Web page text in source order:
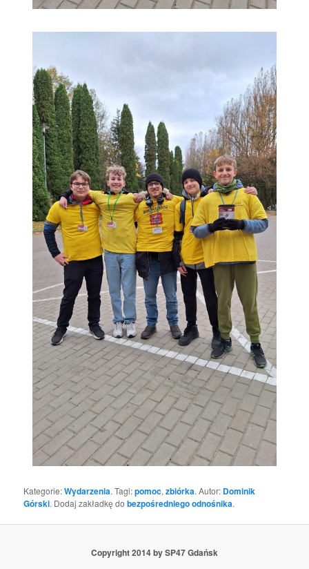
Kategorie:Wydarzenia. Tagi:pomoc,zbiórka. Autor: Dominik
Górski. Dodaj zakładkę dobezpośredniego odnośnika.
Copyright 2014 by SP47 Gdańsk